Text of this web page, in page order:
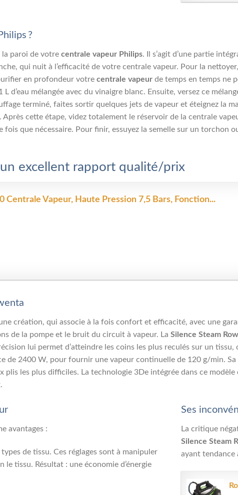
?
la paroi de votre centrale vapeur Philips. Il s’agit d’une partie
qui nuit à l’efficacité de votre centrale vapeur. Pour la
en profondeur votre centrale vapeur de temps en temps ne
d’eau mélangée avec du vinaigre blanc. Ensuite, versez ce
terminé, faites sortir quelques jets de vapeur et éteignez la
cette étape, videz totalement le réservoir de la centrale
que nécessaire. Pour finir, essuyez la semelle sur un torchon
excellent rapport qualité/prix
Centrale Vapeur, Haute Pression 7,5 Bars, Fonction...
création, qui associe à la fois confort et efficacité, avec une
de la pompe et le bruit du circuit à vapeur. La Silence Steam
lui permet d’atteindre les coins les plus reculés sur un tissu,
de 2400 W, pour fournir une vapeur continuelle de 120 g/min. Sa
plis les plus difficiles. La technologie 3De intégrée dans ce
avantages :
de tissu. Ces réglages sont à manipuler
tissu. Résultat : une économie d’énergie
Ses
La critique
Silence Steam
ayant tendance